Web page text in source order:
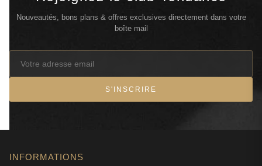
Nouveautés, bons plans & offres exclusives directement dans votre
boîte mail
S'INSCRIRE
INFORMATIONS